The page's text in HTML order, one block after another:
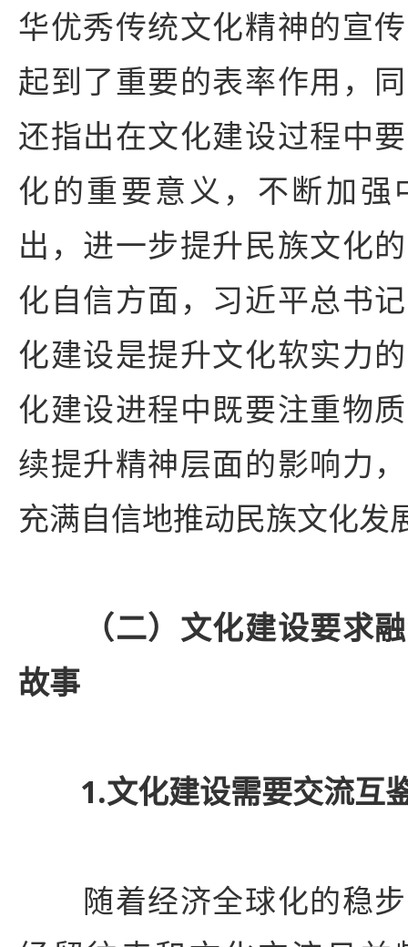
华优秀传统文化精神的宣
起到了重要的表率作用，
还指出在文化建设过程中
化的重要意义，不断加强
出，进一步提升民族文化
化自信方面，习近平总书
化建设是提升文化软实力
化建设进程中既要注重物
续提升精神层面的影响力
充满自信地推动民族文化发
（二）文化建设要求
故事
1.文化建设需要交流互
随着经济全球化的稳步